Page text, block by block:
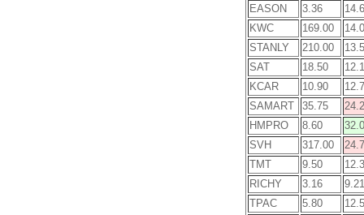
EASON
3.36
KWC
169.00
STANLY
210.00
SAT
18.50
KCAR
10.90
SAMART
35.75
HMPRO
8.60
SVH
317.00
TMT
9.50
RICHY
3.16
9.21
TPAC
5.80